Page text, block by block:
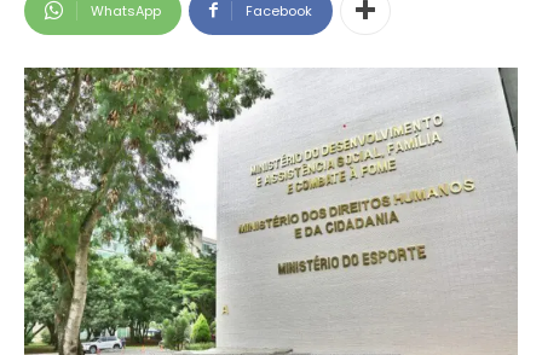
WhatsApp Facebook